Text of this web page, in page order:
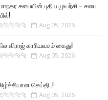
சபையின் புதிய முயற்சி – சபை
Aug 05, 2026
விராஜ் காரியவசம் கைது!
Aug 05, 2026
செய்தி..!
Aug 05, 2026